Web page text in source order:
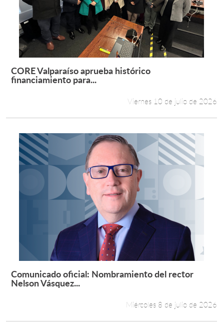
Leer más +
CORE Valparaíso aprueba histórico
financiamiento para...
Viernes 10 de julio de 2026
Leer más +
Comunicado oficial: Nombramiento del rector
Nelson Vásquez...
Miércoles 8 de julio de 2026